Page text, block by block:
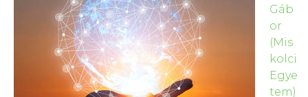
Gáb
or
(Mis
kolci
Egye
tem)